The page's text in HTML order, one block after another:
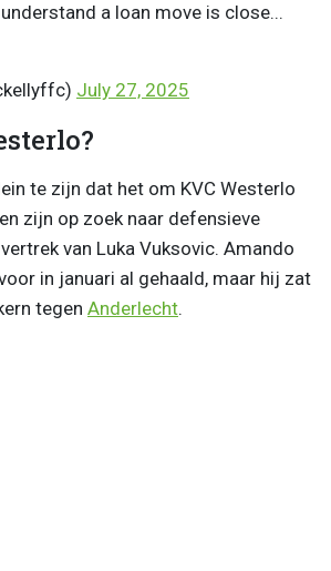
a loan move is close...
July 27, 2025
te zijn dat het om KVC Westerlo
zijn op zoek naar defensieve
van Luka Vuksovic. Amando
in januari al gehaald, maar hij zat
tegen Anderlecht.